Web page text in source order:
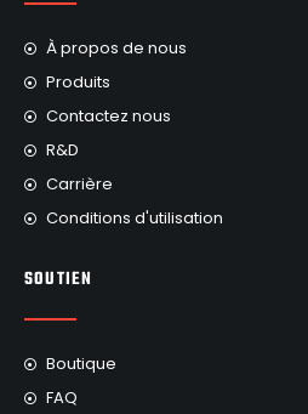
À propos de nous
Produits
Contactez nous
R&D
Carrière
Conditions d'utilisation
SOUTIEN
Boutique
FAQ